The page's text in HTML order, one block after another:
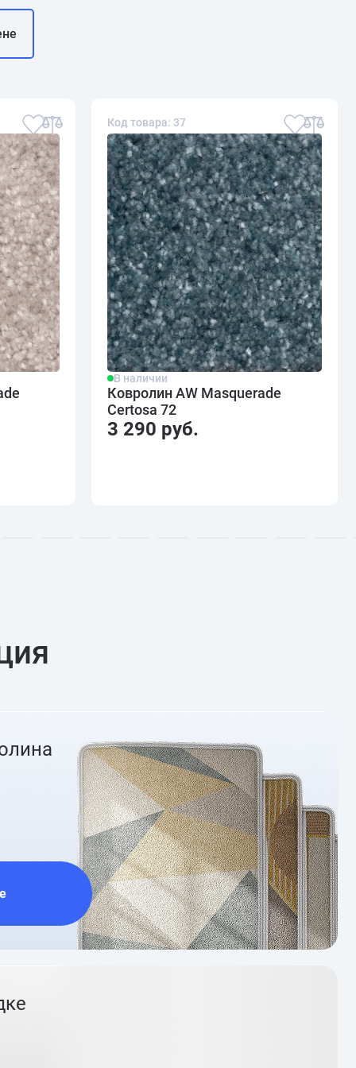
Код товара: 37
В наличии
Ковролин AW Masquerade
Certosa 72
3 290 руб.